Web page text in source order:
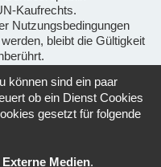
Kaufrechts.
Nutzungsbedingungen
bleibt die Gültigkeit
mit Ape-fans
gesetzlich zulässig, der
können sind ein paar
ob ein Dienst Cookies
gesetzt für folgende
Medien.